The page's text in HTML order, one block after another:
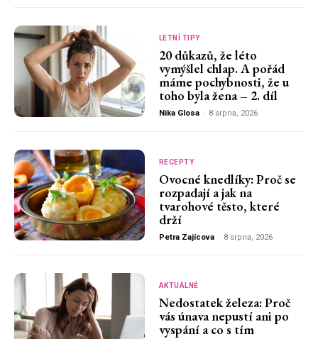
LETNÍ TIPY
20 důkazů, že léto
vymýšlel chlap. A pořád
máme pochybnosti, že u
toho byla žena – 2. díl
Nika Glosa - 8 srpna, 2026
RECEPTY
Ovocné knedlíky: Proč se
rozpadají a jak na
tvarohové těsto, které
drží
Petra Zajícova - 8 srpna, 2026
AKTUÁLNĚ
Nedostatek železa: Proč
vás únava nepustí ani po
vyspání a co s tím